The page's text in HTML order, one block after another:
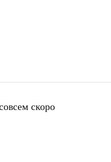
скоро